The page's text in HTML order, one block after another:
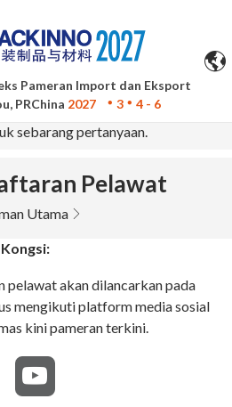
Google Translate adalah untuk
tidak tepat. Sila rujuk versi
sebarang pertanyaan.
Pameran Import dan Eksport
PRChina 2027 3 4 - 6
Pelawat
Utama
Kongsi:
akan dilancarkan pada
mengikuti platform media sosial
kini pameran terkini.